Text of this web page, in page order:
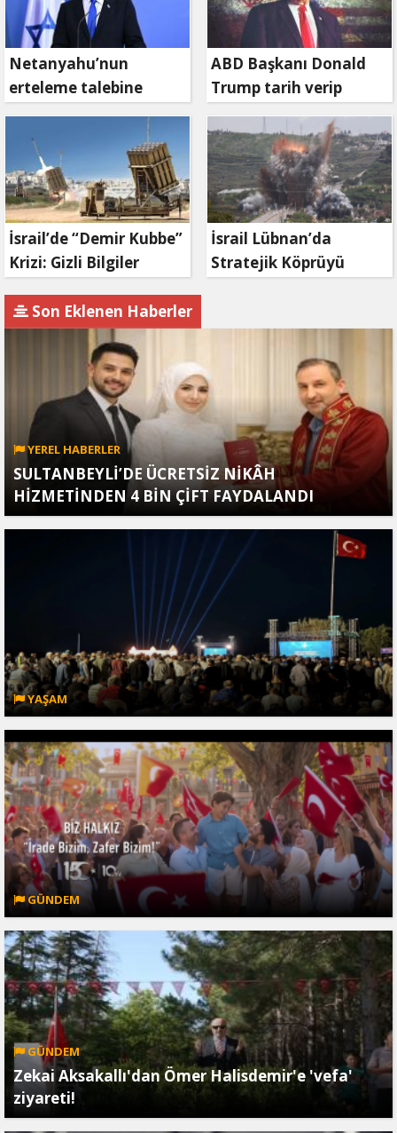
Netanyahu’nun
erteleme talebine
mahkemeden ret
ABD Başkanı Donald
Trump tarih verip
duyurdu: Savaş ne
zaman bitecek?
İsrail’de “Demir Kubbe”
Krizi: Gizli Bilgiler
Gözaltında
İsrail Lübnan’da
Stratejik Köprüyü
Son Eklenen Haberler
YEREL HABERLER
SULTANBEYLİ’DE ÜCRETSİZ NİKÂH
HİZMETİNDEN 4 BİN ÇİFT FAYDALANDI
YAŞAM
GÜNDEM
GÜNDEM
Zekai Aksakallı'dan Ömer Halisdemir'e 'vefa'
ziyareti!